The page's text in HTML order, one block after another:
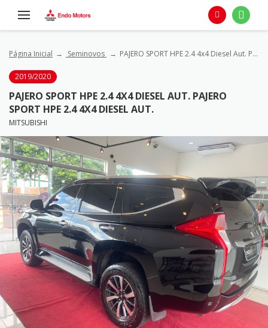
Página Inicial Seminovos PAJERO SPORT HPE 2.4 4x4 Diesel Aut. PAJERO SPORT HPE 2.4 4x4 Diesel Aut.
2019/2020
PAJERO SPORT HPE 2.4 4X4 DIESEL AUT. PAJERO
SPORT HPE 2.4 4X4 DIESEL AUT.
MITSUBISHI